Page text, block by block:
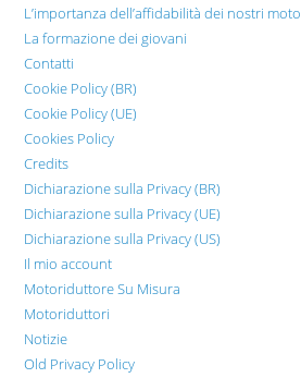
L’importanza dell’affidabilità dei nostri
La formazione dei giovani
Contatti
Cookie Policy (BR)
Cookie Policy (UE)
Cookies Policy
Credits
Dichiarazione sulla Privacy (BR)
Dichiarazione sulla Privacy (UE)
Dichiarazione sulla Privacy (US)
Il mio account
Motoriduttore Su Misura
Motoriduttori
Notizie
Old Privacy Policy